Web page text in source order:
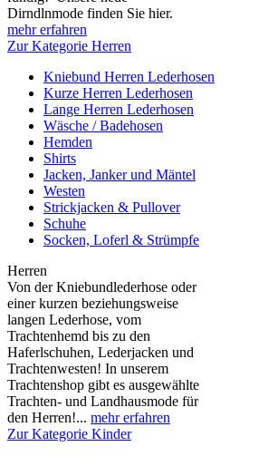
Dirndlnmode finden Sie hier.
mehr erfahren
Zur Kategorie Herren
Kniebund Herren Lederhosen
Kurze Herren Lederhosen
Lange Herren Lederhosen
Wäsche / Badehosen
Hemden
Shirts
Jacken, Janker und Mäntel
Westen
Strickjacken & Pullover
Schuhe
Socken, Loferl & Strümpfe
Herren
Von der Kniebundlederhose oder
einer kurzen beziehungsweise
langen Lederhose, vom
Trachtenhemd bis zu den
Haferlschuhen, Lederjacken und
Trachtenwesten! In unserem
Trachtenshop gibt es ausgewählte
Trachten- und Landhausmode für
den Herren!... mehr erfahren
Zur Kategorie Kinder